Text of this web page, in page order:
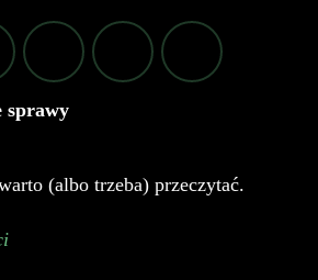
sprawy
(albo trzeba) przeczytać.